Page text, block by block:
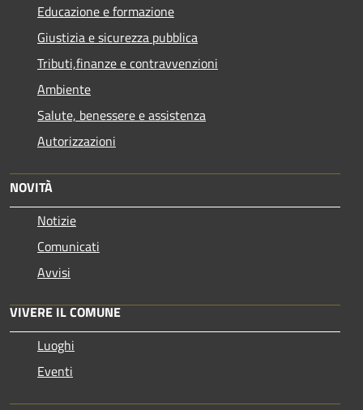
Educazione e formazione
Giustizia e sicurezza pubblica
Tributi,finanze e contravvenzioni
Ambiente
Salute, benessere e assistenza
Autorizzazioni
NOVITÀ
Notizie
Comunicati
Avvisi
VIVERE IL COMUNE
Luoghi
Eventi